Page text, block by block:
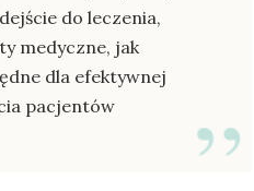
do leczenia,
medyczne, jak
dla efektywnej
pacjentów